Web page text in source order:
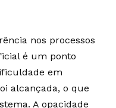
nos processos
é um ponto
em
alcançada, o que
A opacidade